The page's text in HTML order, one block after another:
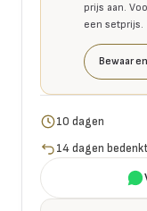
prijs aan.
een setprijs.
Bewaar
10 dagen
14 dagen